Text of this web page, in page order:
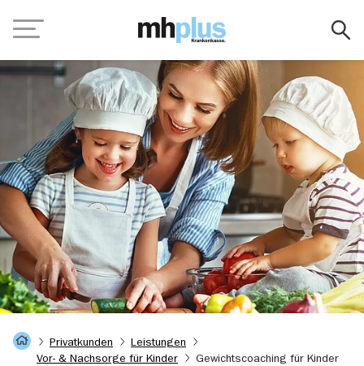
Navigation
Startseite
Privatkunden
Leistungen
Vor- & Nachsorge für Kinder
Gewichtscoaching für Kinder